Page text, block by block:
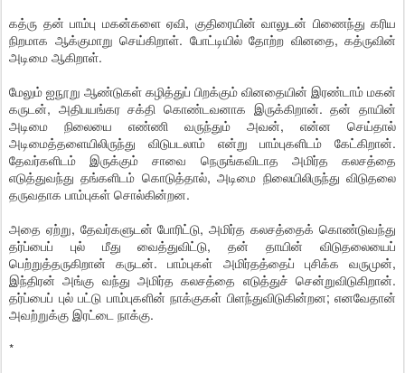
கத்ரு தன் பாம்பு மகன்களை ஏவி, குதிரையின் வாலுடன் பிணைந்து கரிய
நிறமாக ஆக்குமாறு செய்கிறாள். போட்டியில் தோற்ற வினதை, கத்ருவின்
அடிமை ஆகிறாள்.
மேலும் ஐநூறு ஆண்டுகள் கழித்துப் பிறக்கும் வினதையின் இரண்டாம் மகன்
கருடன், அதிபயங்கர சக்தி கொண்டவனாக இருக்கிறான். தன் தாயின்
அடிமை நிலையை எண்ணி வருந்தும் அவன், என்ன செய்தால்
அடிமைத்தளையிலிருந்து விடுபடலாம் என்று பாம்புகளிடம் கேட்கிறான்.
தேவர்களிடம் இருக்கும் சாவை நெருங்கவிடாத அமிர்த கலசத்தை
எடுத்துவந்து தங்களிடம் கொடுத்தால், அடிமை நிலையிலிருந்து விடுதலை
தருவதாக பாம்புகள் சொல்கின்றன.
அதை ஏற்று, தேவர்களுடன் போரிட்டு, அமிர்த கலசத்தைக் கொண்டுவந்து
தர்ப்பைப் புல் மீது வைத்துவிட்டு, தன் தாயின் விடுதலையைப்
பெற்றுத்தருகிறான் கருடன். பாம்புகள் அமிர்தத்தைப் புசிக்க வருமுன்,
இந்திரன் அங்கு வந்து அமிர்த கலசத்தை எடுத்துச் சென்றுவிடுகிறான்.
தர்ப்பைப் புல் பட்டு பாம்புகளின் நாக்குகள் பிளந்துவிடுகின்றன; எனவேதான்
அவற்றுக்கு இரட்டை நாக்கு.
*